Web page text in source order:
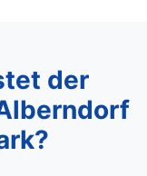
der